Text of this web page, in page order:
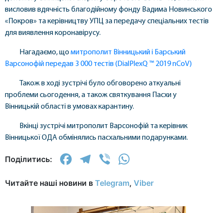
висловив вдячність благодійному фонду Вадима Новинського
«Покров» та керівництву УПЦ за передачу спеціальних тестів
для виявлення коронавірусу.
Нагадаємо, що митрополит Вінницький і Барський
Варсонофій передав 3 000 тестів (DialPlexQ ™ 2019 nCoV)
Також в ході зустрічі було обговорено аткуальні
проблеми сьогодення, а також святкування Пасхи у
Вінницькій області в умовах карантину.
Вкінці зустрічі митрополит Варсонофій та керівник
Вінницької ОДА обмінялись пасхальними подарунками.
Поділитись: Facebook
Telegram
Viber
Читайте наші новини в Telegram, Viber